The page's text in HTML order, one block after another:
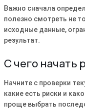
Важно сначала
полезно смотреть не
исходные данные,
результат.
С чего начать
Начните с проверки
какие есть риски и
проще выбрать